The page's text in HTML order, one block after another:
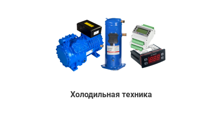
Холодильная техника